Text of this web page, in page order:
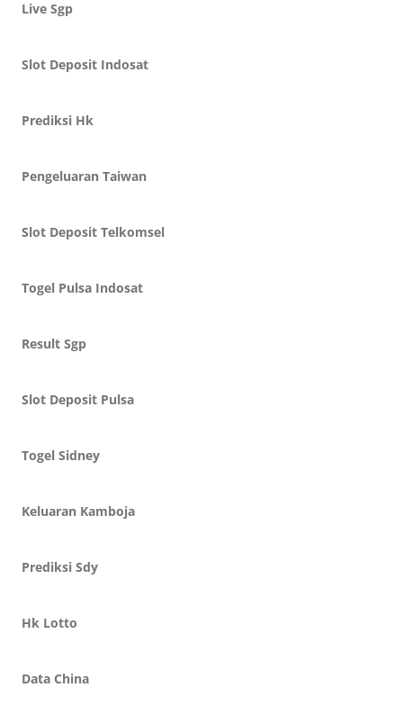
Live Sgp
Slot Deposit Indosat
Prediksi Hk
Pengeluaran Taiwan
Slot Deposit Telkomsel
Togel Pulsa Indosat
Result Sgp
Slot Deposit Pulsa
Togel Sidney
Keluaran Kamboja
Prediksi Sdy
Hk Lotto
Data China